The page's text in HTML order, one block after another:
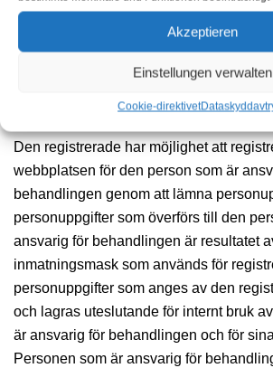
Akzeptieren
Einstellungen verwalten
Cookie-direktivetDataskydd
informationen i serverloggfilerna lagras
personuppgifter som tillhandahålls av en
Den registrerade har möjlighet att
webbplatsen för den person som är
behandlingen genom att lämna
personuppgifter som överförs till den
ansvarig för behandlingen är resultatet
inmatningsmask som används för
personuppgifter som anges av den
och lagras uteslutande för internt bruk
är ansvarig för behandlingen och för
Personen som är ansvarig för